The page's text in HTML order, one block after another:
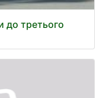
до третього